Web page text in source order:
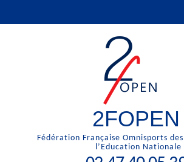
2FOPEN
Fédération Française Omnisports
l’Education Nationale